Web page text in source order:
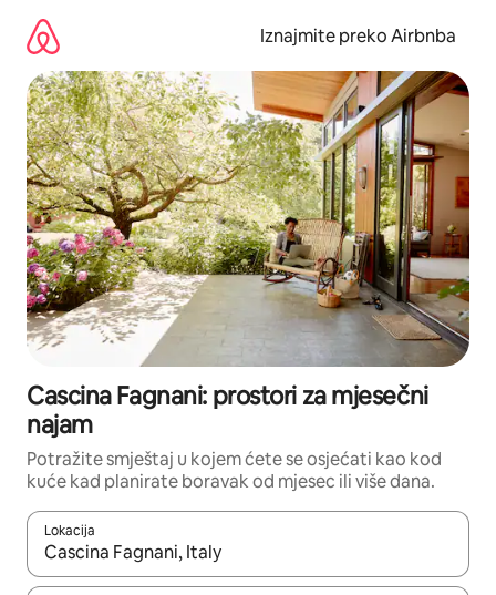
sadržaj
Iznajmite preko Airbnba
Cascina Fagnani: prostori za mjesečni
najam
Potražite smještaj u kojem ćete se osjećati kao kod
kuće kad planirate boravak od mjesec ili više dana.
Lokacija
Kada budu dostupni rezultati, moći ćete ih pregledati